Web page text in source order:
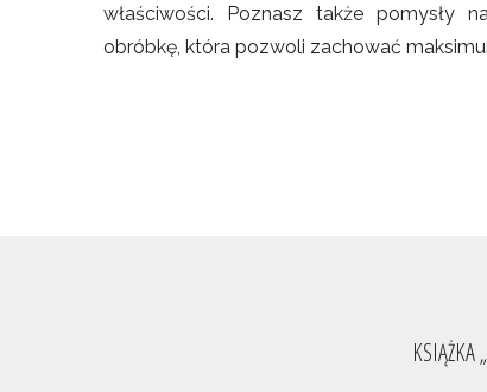
właściwości. Poznasz także pomysły
obróbkę, która pozwoli zachować